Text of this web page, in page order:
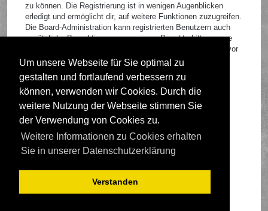
Um unsere Webseite für Sie optimal zu
gestalten und fortlaufend verbessern zu
können, verwenden wir Cookies. Durch die
weitere Nutzung der Webseite stimmen Sie
der Verwendung von Cookies zu.
Weitere Informationen zu Cookies erhalten
Sie in unserer Datenschutzerklärung
Verstanden
zu können. Die Registrierung ist in wenigen Augenblicken
erledigt und ermöglicht dir, auf weitere Funktionen zuzugreifen.
Die Board-Administration kann registrierten Benutzern auch
zusätzliche Berechtigungen zuweisen. Beachte bitte unsere
Nutzungsbedingungen und die verwandten Regelungen, bevor
du dich registrierst. Bitte beachte auch die jeweiligen
Forenregeln, wenn du dich in diesem Board bewegst.
Nutzungsbedingungen|Datenschutzrichtlinie
Registrieren
Foren-Übersicht
Deutsche Übersetzung durchphpBB.de